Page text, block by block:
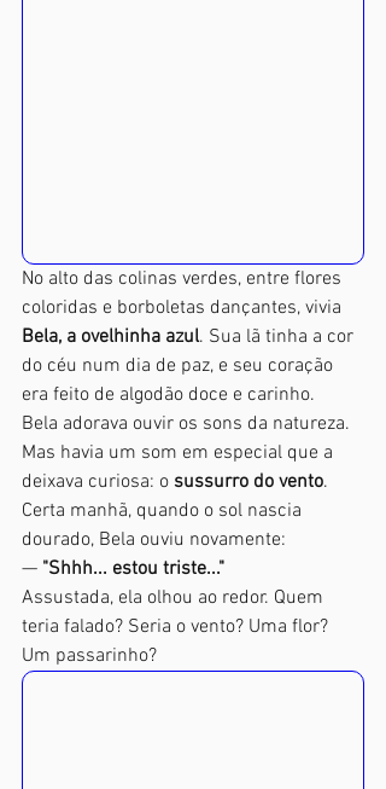
No alto das colinas verdes, entre flores
coloridas e borboletas dançantes, vivia
Bela, a ovelhinha azul. Sua lã tinha a cor
do céu num dia de paz, e seu coração
era feito de algodão doce e carinho.
Bela adorava ouvir os sons da natureza.
Mas havia um som em especial que a
deixava curiosa: o sussurro do vento.
Certa manhã, quando o sol nascia
dourado, Bela ouviu novamente:
— "Shhh... estou triste..."
Assustada, ela olhou ao redor. Quem
teria falado? Seria o vento? Uma flor?
Um passarinho?